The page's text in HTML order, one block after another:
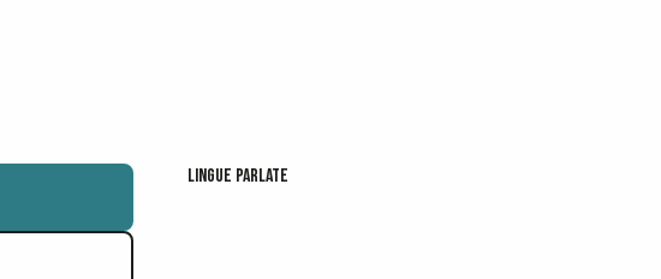
Lingue parlate
Lingue parlate